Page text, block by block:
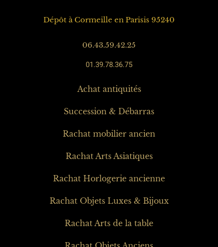
Dépôt à Cormeille en Parisis 95240
06.43.59.42.25
01.39.78.36.75
Achat antiquités
Succession & Débarras
Rachat mobilier ancien
Rachat Arts Asiatiques
Rachat Horlogerie ancienne
Rachat Objets Luxes & Bijoux
Rachat Arts de la table